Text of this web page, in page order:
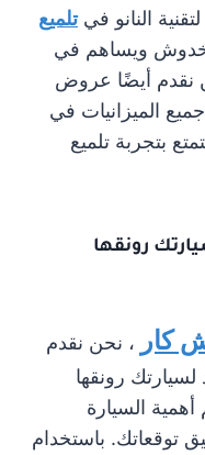
النانو فيتلميع
ويساهم في
نقدم أيضًا عروض
الميزانيات في
بتجربة تلميع
رونقها
كار
، نحن نقدم
لسيارتك رونقها
السيارة
توقعاتك. باستخدام